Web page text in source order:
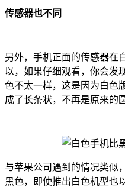
传感器也不同
另外，手机正面的传感器在
以，如果仔细观看，你会发
色不太一样，这是因为白色
成了长条状，不再是原来的
与苹果公司遇到的情况类似
黑色，即使推出白色机型也